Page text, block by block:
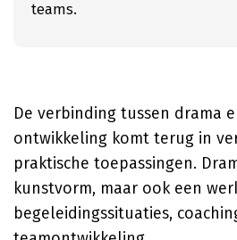
teams.
De verbinding tussen drama
ontwikkeling komt terug in
praktische toepassingen.
kunstvorm, maar ook een
begeleidingssituaties,